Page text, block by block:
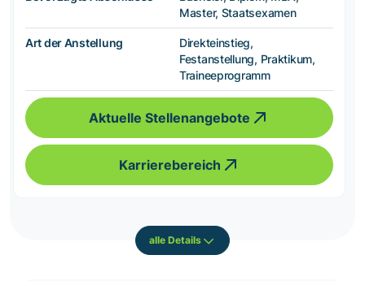
Master, Staatsexamen
Art der Anstellung
Direkteinstieg,
Festanstellung, Praktikum,
Traineeprogramm
Aktuelle Stellenangebote
Karrierebereich
alle Details